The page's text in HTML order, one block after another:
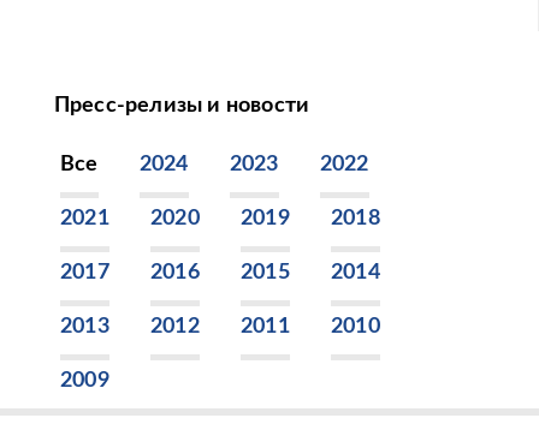
Пресс-релизы и новости
Все 2024 2023 2022
2021 2020 2019 2018
2017 2016 2015 2014
2013 2012 2011 2010
2009